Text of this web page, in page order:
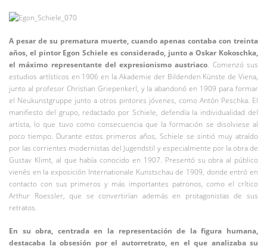
A pesar de su prematura muerte, cuando apenas contaba con treinta
años, el pintor Egon Schiele es considerado, junto a Oskar Kokoschka,
el máximo representante del expresionismo austriaco. Comenzó sus
estudios artísticos en 1906 en la Akademie der Bildenden Künste de Viena,
junto al profesor Christian Griepenkerl, y la abandonó en 1909 para formar
el Neukunstgruppe junto a otros pintores jóvenes, como Antón Peschka. El
manifiesto del grupo, redactado por Schiele, defendía la individualidad del
artista, lo que tuvo como consecuencia que la formación se disolviese al
poco tiempo. Durante estos primeros años, Schiele se sintió muy atraído
por las corrientes modernistas del Jugendstil y especialmente por la obra de
Gustav Klimt, al que había conocido en 1907. Presentó su obra al público
vienés en la exposición Internationale Kunstschau de 1909, donde entró en
contacto con sus primeros y más importantes patronos, como el crítico
Arthur Roessler, que se convertirían además en protagonistas de sus
retratos.
En su obra, centrada en la representación de la figura humana,
destacaba la obsesión por el autorretrato, en el que analizaba su